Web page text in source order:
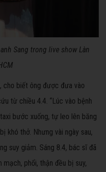
Sang trong live show Làn
cho biết ông được đưa vào
từ chiều 4.4. “Lúc vào bệnh
bước xuống, tự leo lên băng
khó thở. Nhưng vài ngày sau,
suy giảm. Sáng 8.4, bác sĩ đã
phổi, thận đều bị suy,